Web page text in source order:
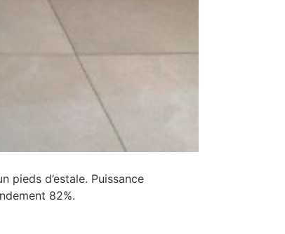
pieds d’estale. Puissance
82%.